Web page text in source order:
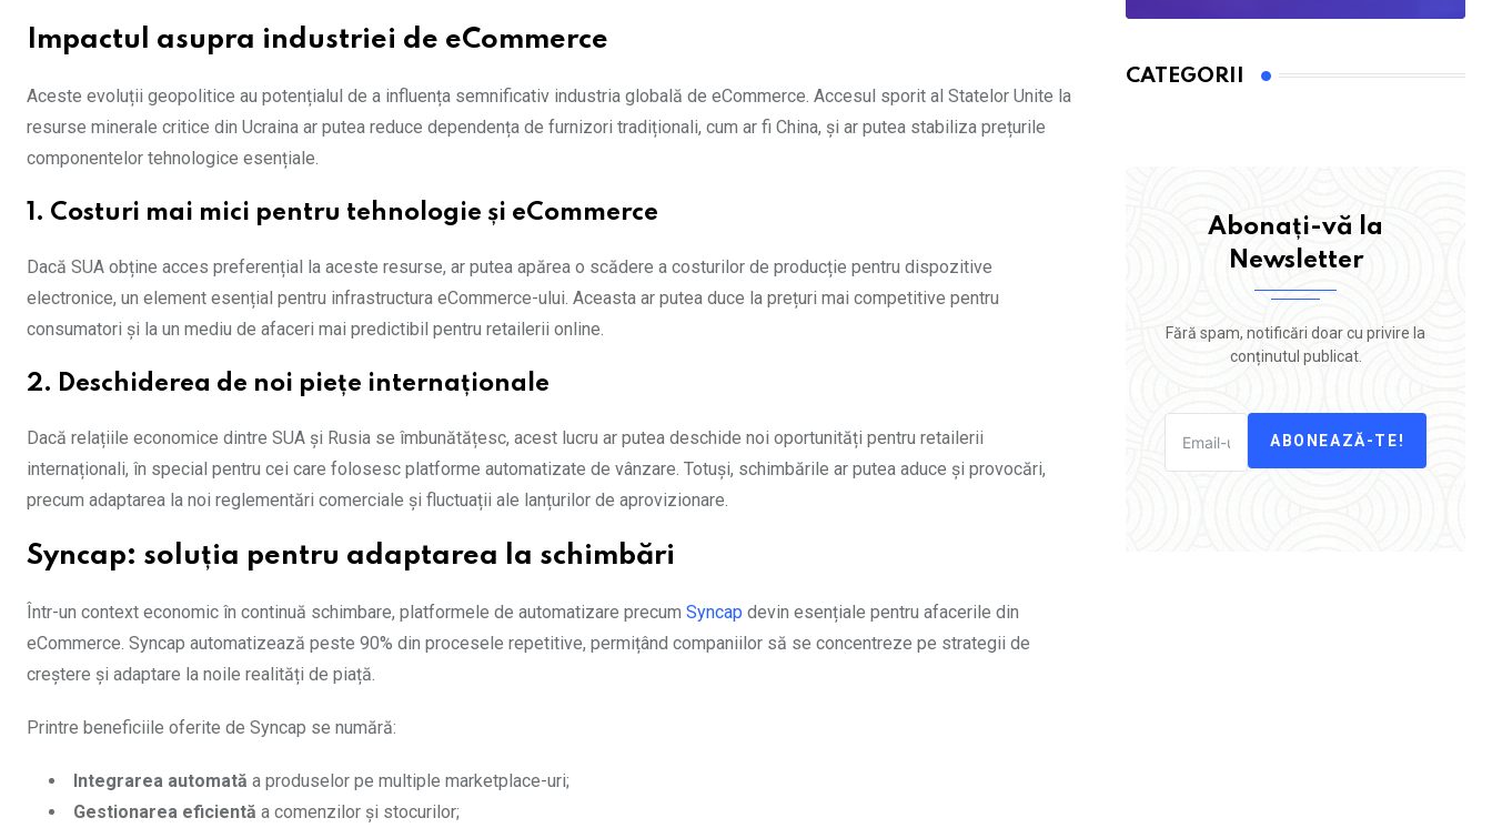
Impactul asupra industriei de eCommerce
Aceste evoluții geopolitice au potențialul de a influența semnificativ industria globală de eCommerce. Accesul sporit al Statelor Unite la
resurse minerale critice din Ucraina ar putea reduce dependența de furnizori tradiționali, cum ar fi China, și ar putea stabiliza prețurile
componentelor tehnologice esențiale.
1. Costuri mai mici pentru tehnologie și eCommerce
Dacă SUA obține acces preferențial la aceste resurse, ar putea apărea o scădere a costurilor de producție pentru dispozitive
electronice, un element esențial pentru infrastructura eCommerce-ului. Aceasta ar putea duce la prețuri mai competitive pentru
consumatori și la un mediu de afaceri mai predictibil pentru retailerii online.
2. Deschiderea de noi piețe internaționale
Dacă relațiile economice dintre SUA și Rusia se îmbunătățesc, acest lucru ar putea deschide noi oportunități pentru retailerii
internaționali, în special pentru cei care folosesc platforme automatizate de vânzare. Totuși, schimbările ar putea aduce și provocări,
precum adaptarea la noi reglementări comerciale și fluctuații ale lanțurilor de aprovizionare.
Syncap: soluția pentru adaptarea la schimbări
Într-un context economic în continuă schimbare, platformele de automatizare precum Syncap devin esențiale pentru afacerile din
eCommerce. Syncap automatizează peste 90% din procesele repetitive, permițând companiilor să se concentreze pe strategii de
creștere și adaptare la noile realități de piață.
Printre beneficiile oferite de Syncap se numără:
Integrarea automată a produselor pe multiple marketplace-uri;
Gestionarea eficientă a comenzilor și stocurilor;
CATEGORII
Abonați-vă la
Newsletter
Fără spam, notificări doar cu privire la
conținutul publicat.
ABONEAZĂ-TE!